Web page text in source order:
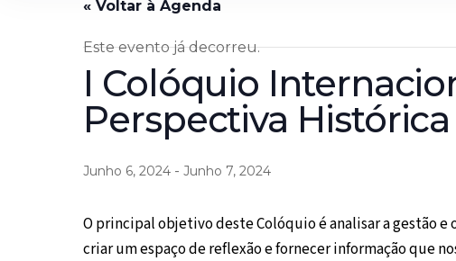
Este evento já decorreu.
I Colóquio
Perspectiva Histórica
Junho 6, 2024 - Junho 7, 2024
O principal objetivo deste Colóquio é analisar a gestão
criar um espaço de reflexão e fornecer informação que